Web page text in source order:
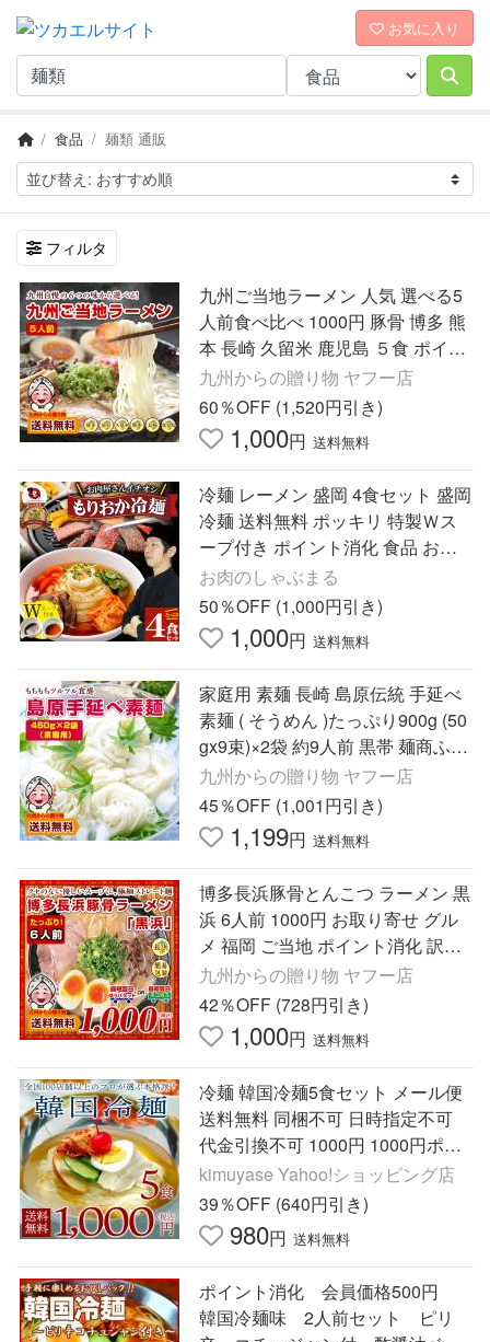
お気に入り
食品 麺類 通販
フィルタ
九州ご当地ラーメン 人気 選べる5
人前食べ比べ 1000円 豚骨 博多 熊
本 長崎 久留米 鹿児島 ５食 ポイン
ト消化 お試し 訳あり 送料無料 麺
類 爆買 ポイント利用
九州からの贈り物 ヤフー店
60％OFF (1,520円引き)
1,000円 送料無料
冷麺 レーメン 盛岡 4食セット 盛岡
冷麺 送料無料 ポッキリ 特製Ｗス
ープ付き ポイント消化 食品 お試
し 業務用 おつまみ 韓国 ご当地 お
取り寄せ 爆買
お肉のしゃぶまる
50％OFF (1,000円引き)
1,000円 送料無料
家庭用 素麺 長崎 島原伝統 手延べ
素麺 ( そうめん )たっぷり900g (50
gx9束)×2袋 約9人前 黒帯 麺商ふる
せ 送料無料 麺類 ポイント利用 爆
買 ポイント消化
九州からの贈り物 ヤフー店
45％OFF (1,001円引き)
1,199円 送料無料
博多長浜豚骨とんこつ ラーメン 黒
浜 6人前 1000円 お取り寄せ グル
メ 福岡 ご当地 ポイント消化 訳あ
り 食品 送料無料 ポイント利用 お
試し商品 サンプル 爆買
九州からの贈り物 ヤフー店
42％OFF (728円引き)
1,000円 送料無料
冷麺 韓国冷麺5食セット メール便
送料無料 同梱不可 日時指定不可
代金引換不可 1000円 1000円ポッ
キリ ポイント消化 韓国冷麺 韓国
食品 お試し 爆買
kimuyase Yahoo!ショッピング店
39％OFF (640円引き)
980円 送料無料
ポイント消化 会員価格500円
韓国冷麺味 2人前セット ピリ